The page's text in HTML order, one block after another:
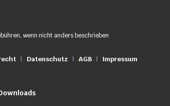
wenn nicht anders beschrieben
Datenschutz AGB Impressum